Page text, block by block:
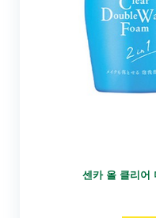
센카 올 클리어